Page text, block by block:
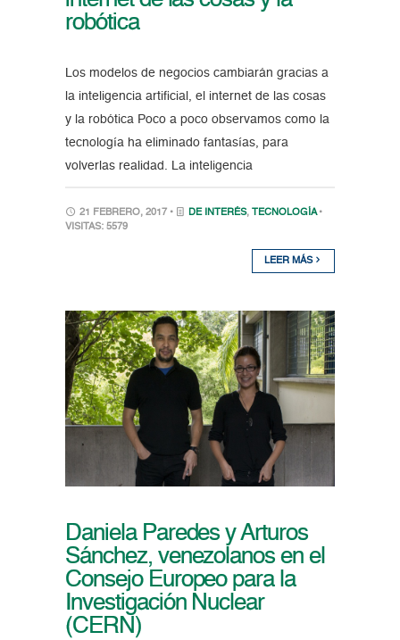
robótica
Los modelos de negocios cambiarán gracias a
la inteligencia artificial, el internet de las cosas
y la robótica Poco a poco observamos como la
tecnología ha eliminado fantasías, para
volverlas realidad. La inteligencia
21 FEBRERO, 2017 • DE INTERÉS, TECNOLOGÍA •
VISITAS: 5579
LEER MÁS
Daniela Paredes y Arturos
Sánchez, venezolanos en el
Consejo Europeo para la
Investigación Nuclear
(CERN)